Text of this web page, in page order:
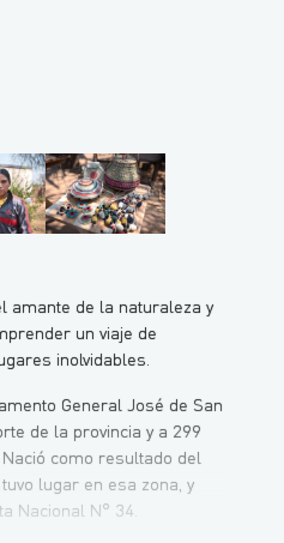
amante de la naturaleza y
un viaje de
inolvidables.
General José de San
de la provincia y a 299
como resultado del
lugar en esa zona, y
Nacional N° 34.